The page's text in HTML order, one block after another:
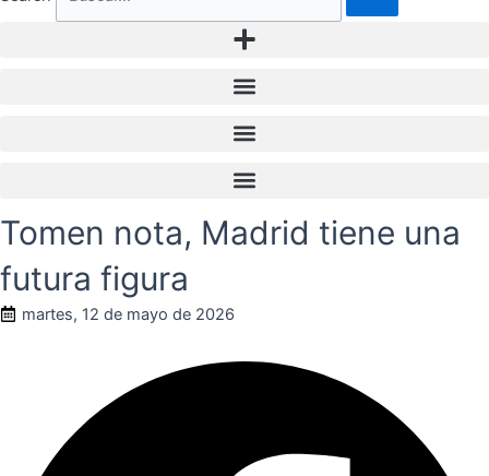
Tomen nota, Madrid tiene una
futura figura
martes, 12 de mayo de 2026